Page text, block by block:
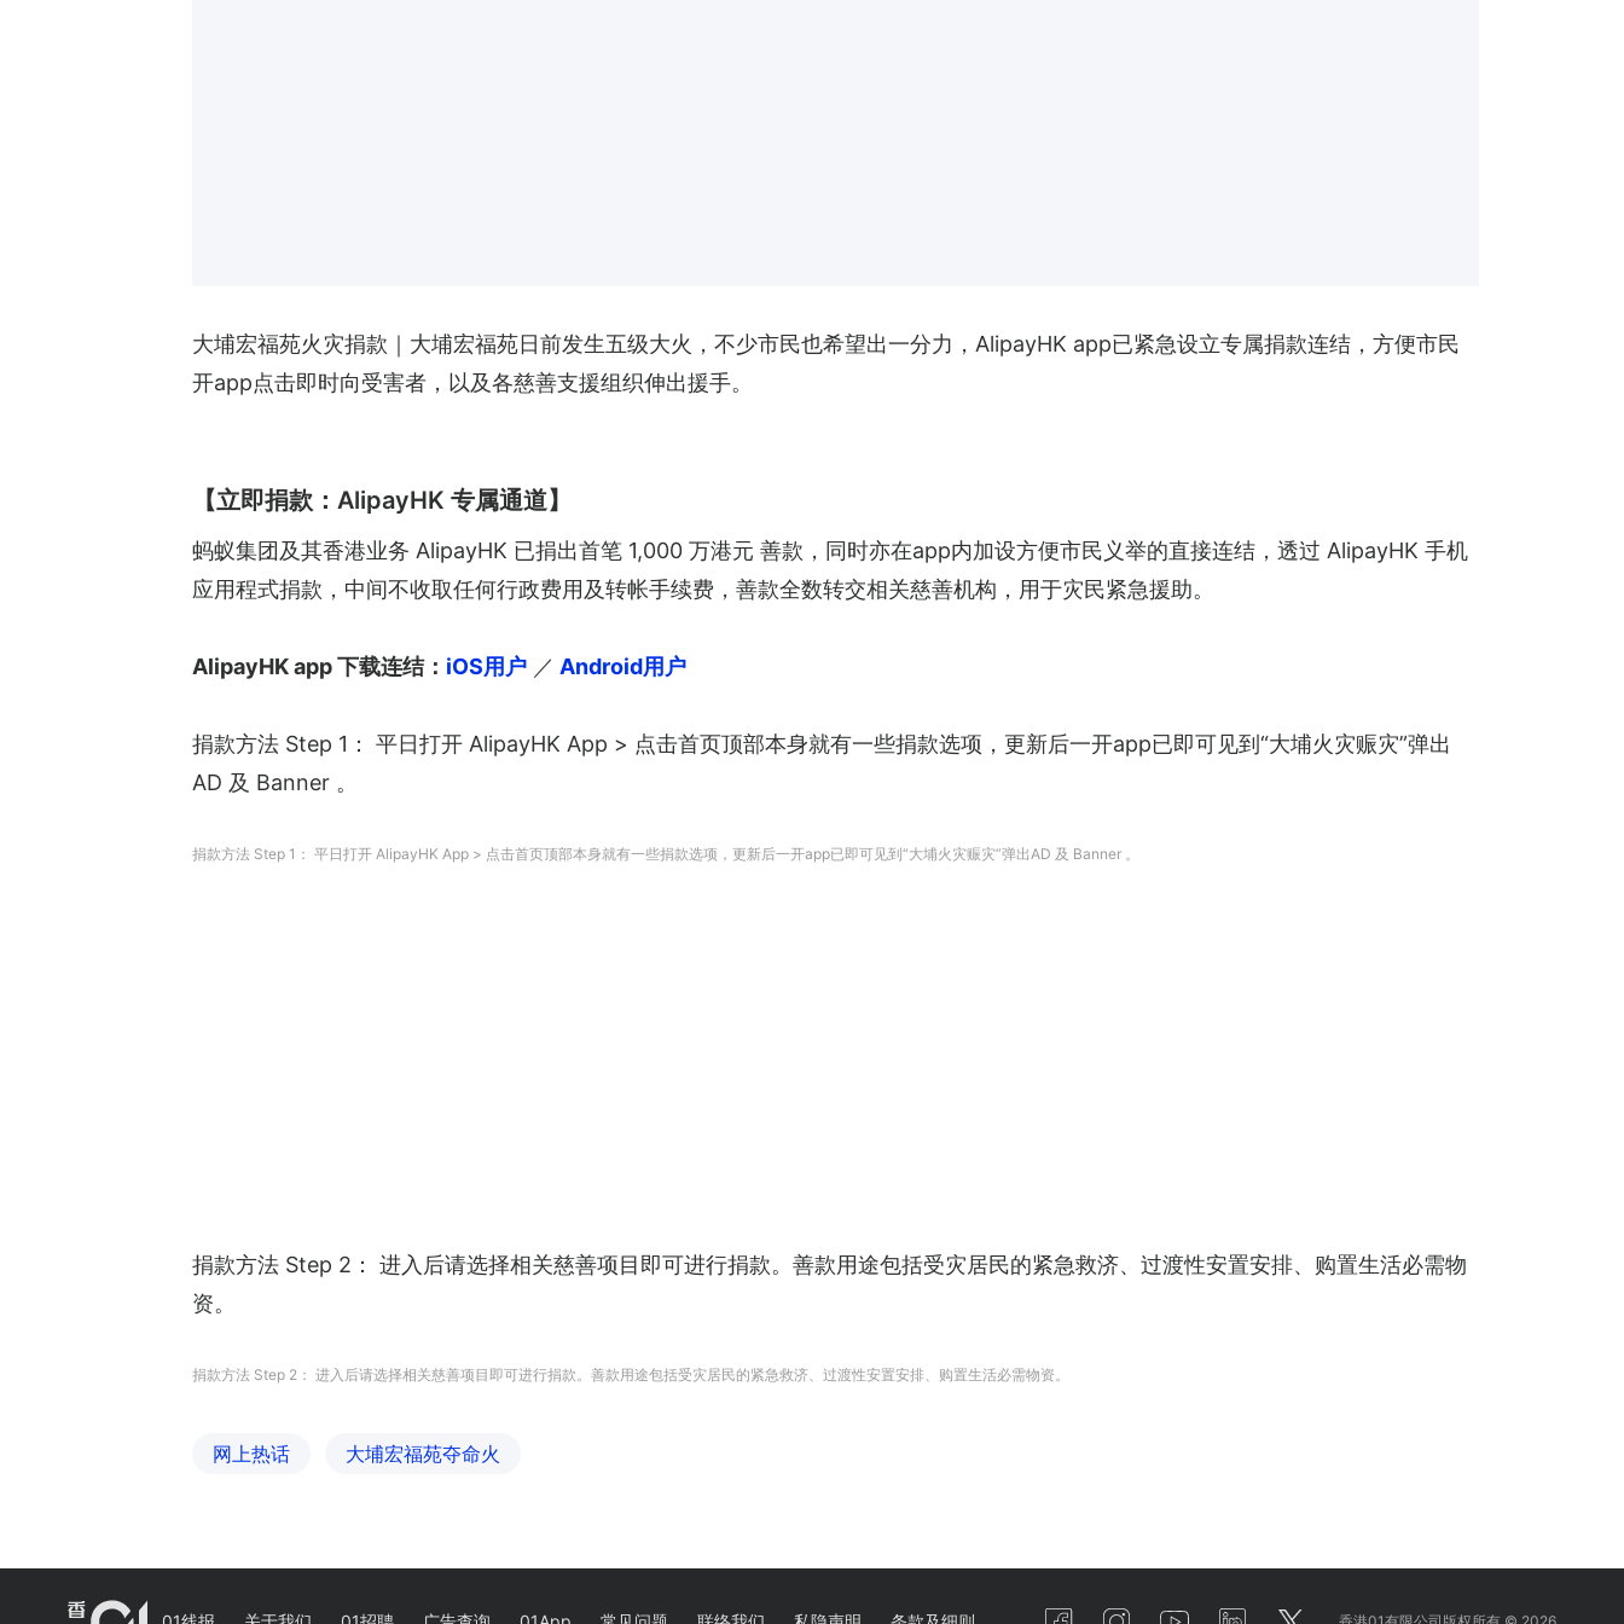
大埔宏福苑火灾捐款｜大埔宏福苑日前发生五级大火，不少市民也希望出一分力，AlipayHK app已紧急设立专属捐款连结，方便市民
开app点击即时向受害者，以及各慈善支援组织伸出援手。
【立即捐款：AlipayHK 专属通道】
蚂蚁集团及其香港业务 AlipayHK 已捐出首笔 1,000 万港元 善款，同时亦在app内加设方便市民义举的直接连结，透过 AlipayHK 手机
应用程式捐款，中间不收取任何行政费用及转帐手续费，善款全数转交相关慈善机构，用于灾民紧急援助。
AlipayHK app 下载连结： iOS用户 ／ Android用户
捐款方法 Step 1： 平日打开 AlipayHK App > 点击首页顶部本身就有一些捐款选项，更新后一开app已即可见到“大埔火灾赈灾”弹出
AD 及 Banner 。
捐款方法 Step 1： 平日打开 AlipayHK App > 点击首页顶部本身就有一些捐款选项，更新后一开app已即可见到“大埔火灾赈灾”弹出AD 及 Banner 。
捐款方法 Step 2： 进入后请选择相关慈善项目即可进行捐款。善款用途包括受灾居民的紧急救济、过渡性安置安排、购置生活必需物
资。
捐款方法 Step 2： 进入后请选择相关慈善项目即可进行捐款。善款用途包括受灾居民的紧急救济、过渡性安置安排、购置生活必需物资。
网上热话 大埔宏福苑夺命火